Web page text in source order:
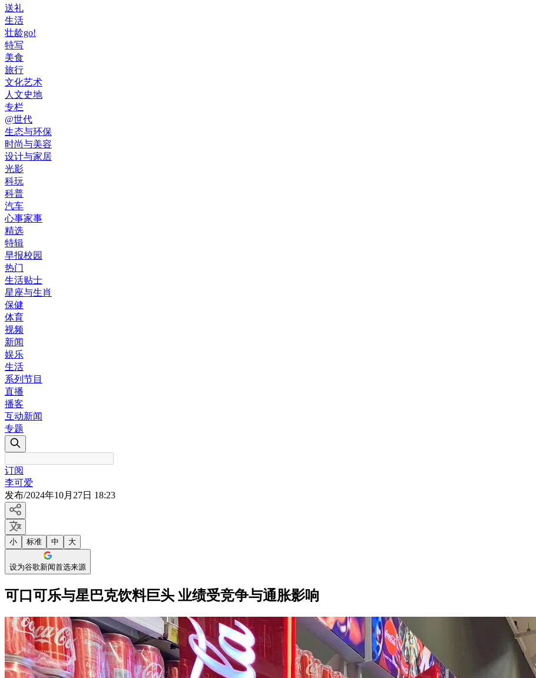
送礼
生活
壮龄go!
特写
美食
旅行
文化艺术
人文史地
专栏
@世代
生态与环保
时尚与美容
设计与家居
光影
科玩
科普
汽车
心事家事
精选
特辑
早报校园
热门
生活贴士
星座与生肖
保健
体育
视频
新闻
娱乐
生活
系列节目
直播
播客
互动新闻
专题
订阅
李可爱
发布/2024年10月27日 18:23
小 标准 中 大
设为谷歌新闻首选来源
可口可乐与星巴克饮料巨头 业绩受竞争与通胀影响